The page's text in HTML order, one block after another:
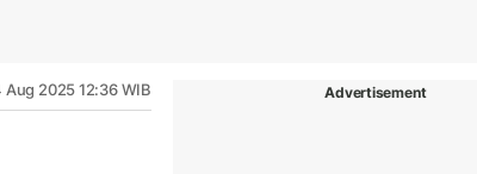
Aug 2025 12:36 WIB Advertisement